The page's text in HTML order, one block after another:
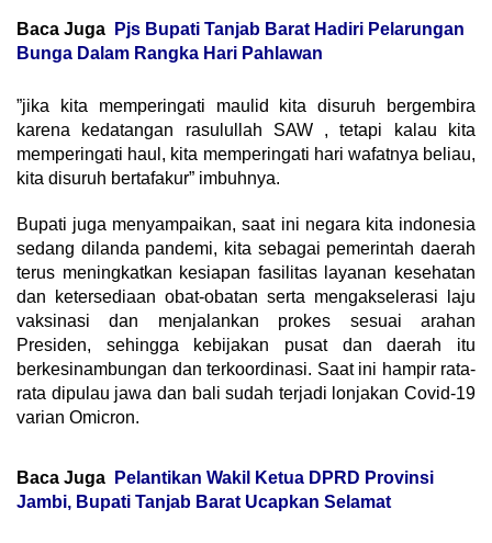
Baca Juga
Pjs Bupati Tanjab Barat Hadiri Pelarungan
Bunga Dalam Rangka Hari Pahlawan
”jika kita memperingati maulid kita disuruh bergembira
karena kedatangan rasulullah SAW , tetapi kalau kita
memperingati haul, kita memperingati hari wafatnya beliau,
kita disuruh bertafakur” imbuhnya.
Bupati juga menyampaikan, saat ini negara kita indonesia
sedang dilanda pandemi, kita sebagai pemerintah daerah
terus meningkatkan kesiapan fasilitas layanan kesehatan
dan ketersediaan obat-obatan serta mengakselerasi laju
vaksinasi dan menjalankan prokes sesuai arahan
Presiden, sehingga kebijakan pusat dan daerah itu
berkesinambungan dan terkoordinasi. Saat ini hampir rata-
rata dipulau jawa dan bali sudah terjadi lonjakan Covid-19
varian Omicron.
Baca Juga
Pelantikan Wakil Ketua DPRD Provinsi
Jambi, Bupati Tanjab Barat Ucapkan Selamat